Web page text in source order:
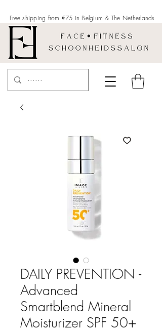
Free shipping from €75 in Belgium & The Netherlands
DAILY PREVENTION -
Advanced
Smartblend Mineral
Moisturizer SPF 50+